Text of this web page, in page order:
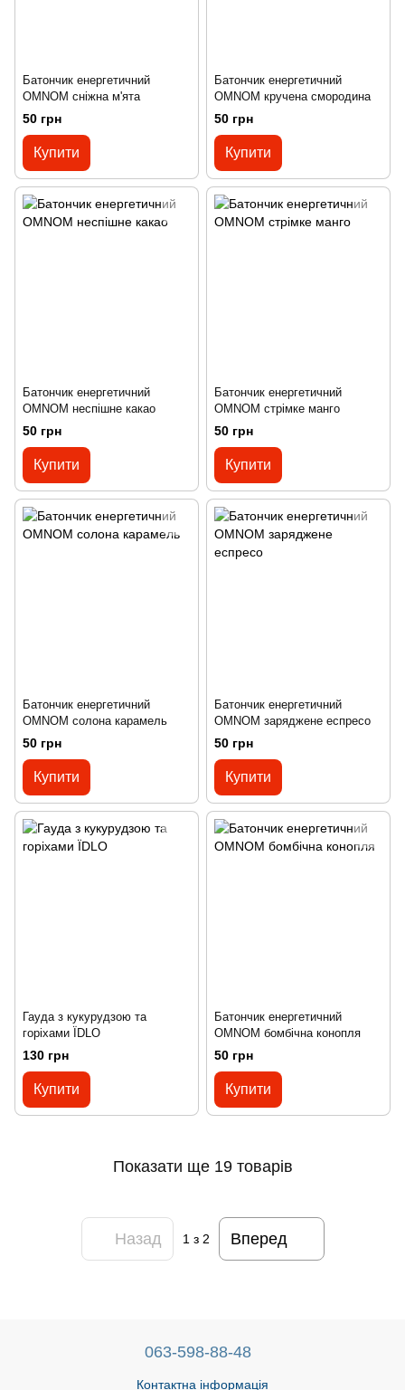
Батончик енергетичний
OMNOM сніжна м'ята
50 грн
Купити
Батончик енергетичний
OMNOM кручена смородина
50 грн
Купити
Батончик енергетичний
OMNOM неспішне какао
50 грн
Купити
Батончик енергетичний
OMNOM стрімке манго
50 грн
Купити
Батончик енергетичний
OMNOM солона карамель
50 грн
Купити
Батончик енергетичний
OMNOM заряджене еспресо
50 грн
Купити
Гауда з кукурудзою та
горіхами ЇDLO
130 грн
Купити
Батончик енергетичний
OMNOM бомбічна конопля
50 грн
Купити
Показати ще 19 товарів
Назад 1з 2 Вперед
063-598-88-48
Контактна інформація